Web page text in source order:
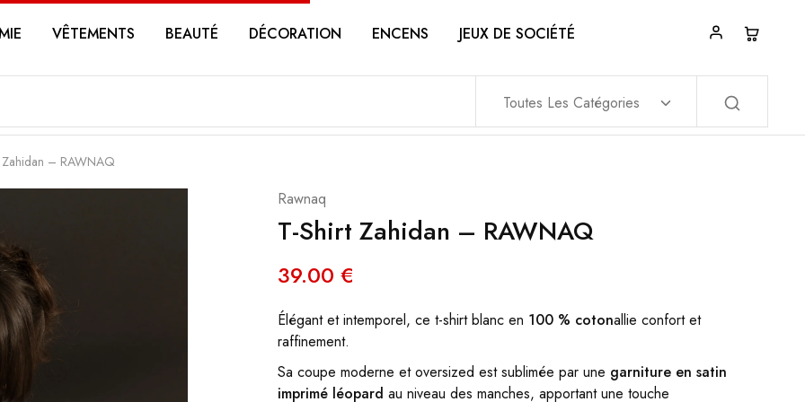
VÊTEMENTS BEAUTÉ DÉCORATION ENCENS JEUX DE SOCIÉTÉ
Toutes Les Catégories
Zahidan – RAWNAQ
Rawnaq
T-Shirt Zahidan – RAWNAQ
39.00 €
Élégant et intemporel, ce t-shirt blanc en 100 % cotonallie confort et
raffinement.
Sa coupe moderne et oversized est sublimée par une garniture en satin
imprimé léopard au niveau des manches, apportant une touche